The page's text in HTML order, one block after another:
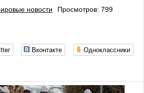
новости
Просмотров: 799
Вконтакте
Одноклассники